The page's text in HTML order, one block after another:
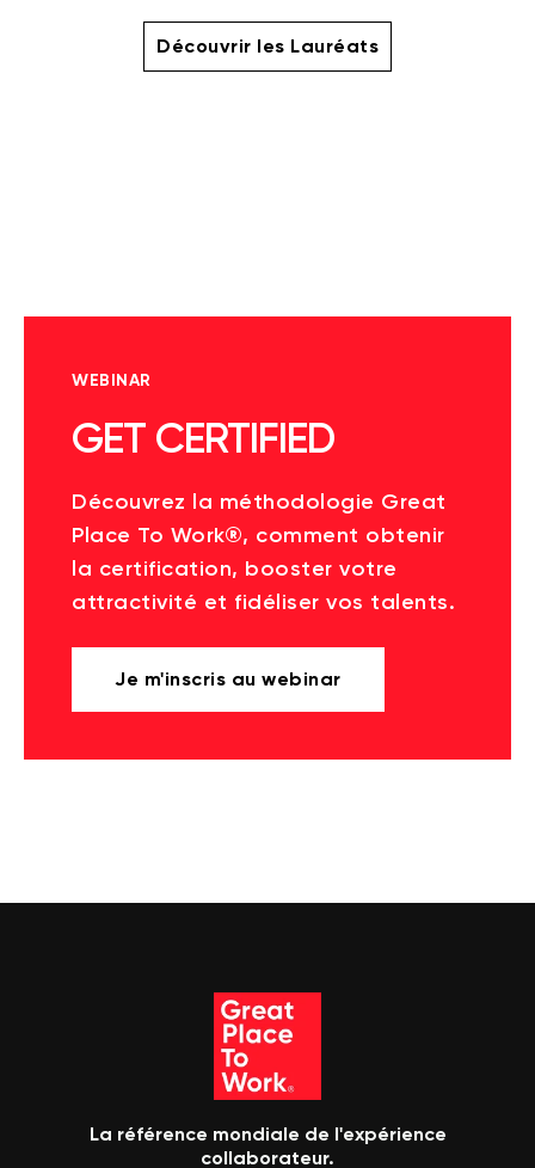
Découvrir les Lauréats
WEBINAR
GET CERTIFIED
Découvrez la méthodologie Great
Place To Work®, comment obtenir
la certification, booster votre
attractivité et fidéliser vos talents.
Je m'inscris au webinar
La référence mondiale de l'expérience
collaborateur.